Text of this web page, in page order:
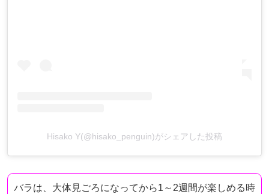
Hisako Y(@hisako_penguin)がシェアした投稿
バラは、大体見ごろになってから1～2週間が楽しめる時